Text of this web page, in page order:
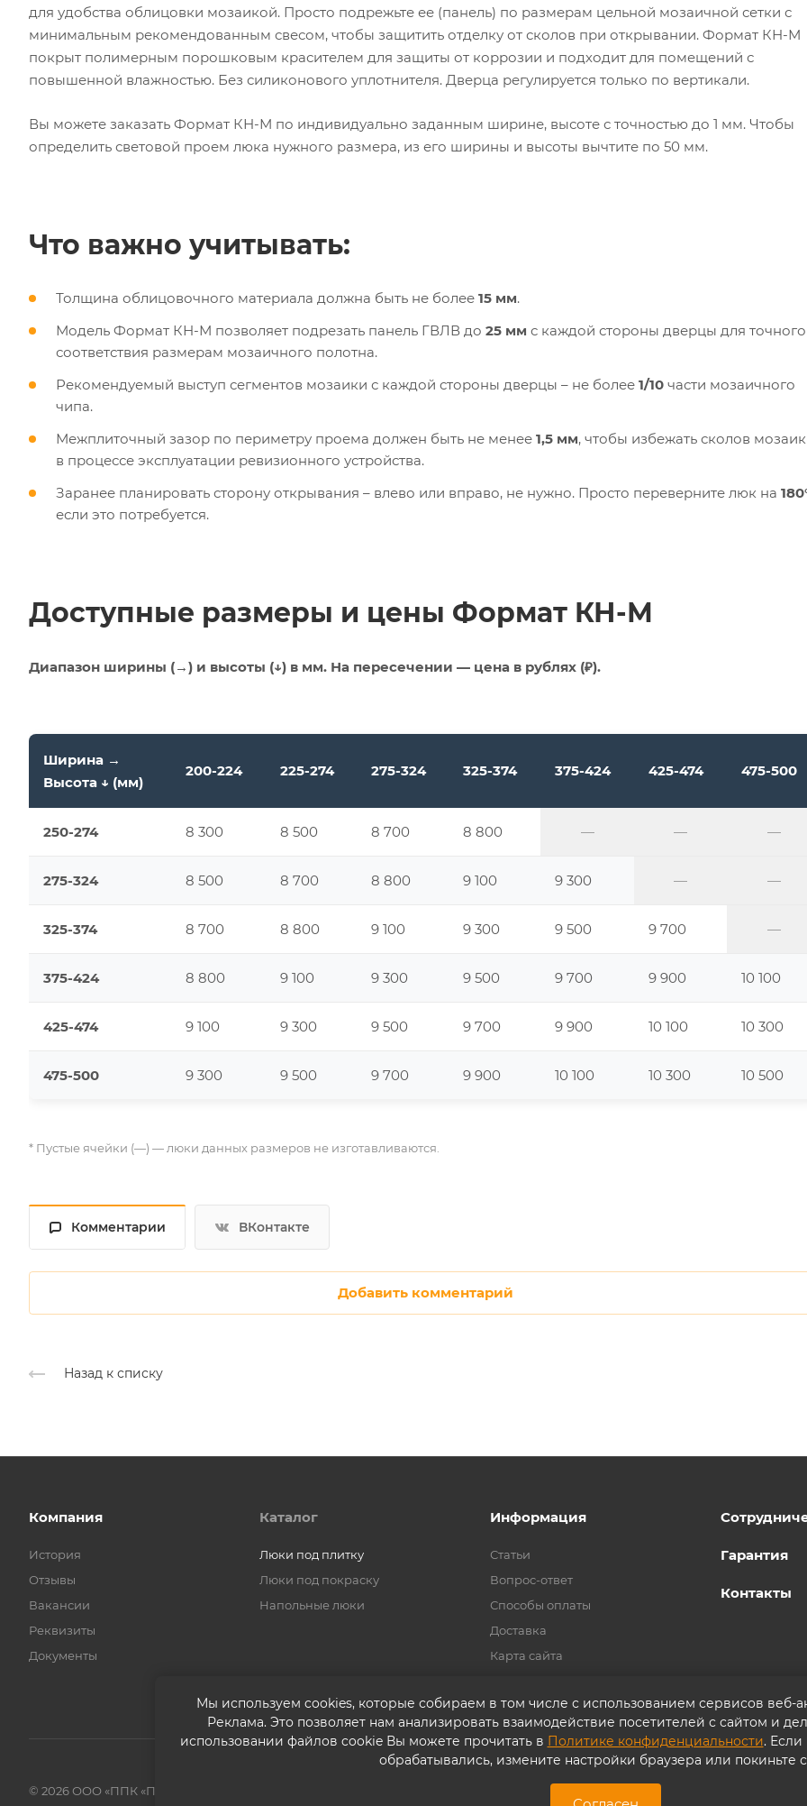
для удобства облицовки мозаикой. Просто подрежьте ее (панель) по размерам цельной мозаичной сетки с
минимальным рекомендованным свесом, чтобы защитить отделку от сколов при открывании. Формат КН-М
покрыт полимерным порошковым красителем для защиты от коррозии и подходит для помещений с
повышенной влажностью. Без силиконового уплотнителя. Дверца регулируется только по вертикали.
Вы можете заказать Формат КН-М по индивидуально заданным ширине, высоте с точностью до 1 мм. Чтобы
определить световой проем люка нужного размера, из его ширины и высоты вычтите по 50 мм.
Что важно учитывать:
Толщина облицовочного материала должна быть не более 15 мм.
Модель Формат КН-М позволяет подрезать панель ГВЛВ до 25 мм с каждой стороны дверцы для точного
соответствия размерам мозаичного полотна.
Рекомендуемый выступ сегментов мозаики с каждой стороны дверцы – не более 1/10 части мозаичного
чипа.
Межплиточный зазор по периметру проема должен быть не менее 1,5 мм, чтобы избежать сколов
в процессе эксплуатации ревизионного устройства.
Заранее планировать сторону открывания – влево или вправо, не нужно. Просто переверните люк на
если это потребуется.
Доступные размеры и цены Формат КН-М
Диапазон ширины (→) и высоты (↓) в мм. На пересечении — цена в рублях (₽).
Ширина →
Высота ↓ (мм)
200-224 225-274 275-324 325-374 375-424 425-474 475-500
250-274 8 300 8 500 8 700 8 800 — — —
275-324 8 500 8 700 8 800 9 100 9 300 — —
325-374 8 700 8 800 9 100 9 300 9 500 9 700 —
375-424 8 800 9 100 9 300 9 500 9 700 9 900 10 100
425-474 9 100 9 300 9 500 9 700 9 900 10 100 10 300
475-500 9 300 9 500 9 700 9 900 10 100 10 300 10 500
* Пустые ячейки (—) — люки данных размеров не изготавливаются.
Комментарии ВКонтакте
Добавить комментарий
Назад к списку
Компания
История
Отзывы
Вакансии
Реквизиты
Документы
Каталог
Люки под плитку
Люки под покраску
Напольные люки
Информация
Статьи
Вопрос-ответ
Способы оплаты
Доставка
Карта сайта
Гарантия
Контакты
© 2026 ООО «ППК «Практика». Все права защищены Согласие на обработку персональных данных
Мы используем cookies, которые собираем в том числе с использованием сервисов веб-
Реклама. Это позволяет нам анализировать взаимодействие посетителей с сайтом и
использовании файлов cookie Вы можете прочитать в Политике конфиденциальности. Если
обрабатывались, измените настройки браузера или покиньте